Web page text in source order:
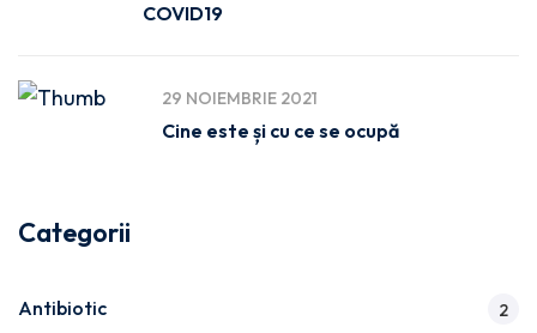
COVID19
29 NOIEMBRIE 2021
Cine este și cu ce se ocupă
Categorii
Antibiotic 2